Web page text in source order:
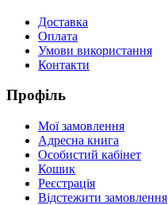
Доставка
Оплата
Умови використання
Контакти
Профіль
Мої замовлення
Адресна книга
Особистий кабінет
Кошик
Реєстрація
Відстежити замовлення